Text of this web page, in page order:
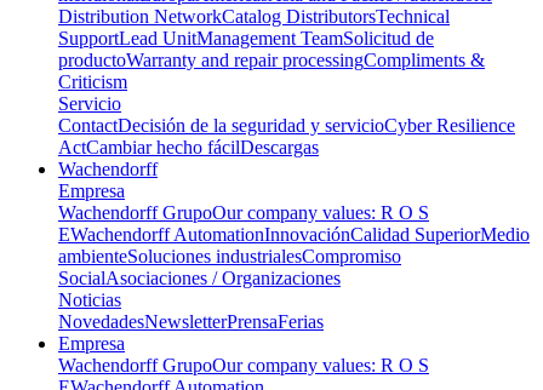
Distribution NetworkCatalog DistributorsTechnical
SupportLead UnitManagement TeamSolicitud de
productoWarranty and repair processingCompliments &
Criticism
Servicio
ContactDecisión de la seguridad y servicioCyber Resilience
ActCambiar hecho fácilDescargas
Wachendorff
Empresa
Wachendorff GrupoOur company values: R O S
EWachendorff AutomationInnovaciónCalidad SuperiorMedio
ambienteSoluciones industrialesCompromiso
SocialAsociaciones / Organizaciones
Noticias
NovedadesNewsletterPrensaFerias
Empresa
Wachendorff GrupoOur company values: R O S